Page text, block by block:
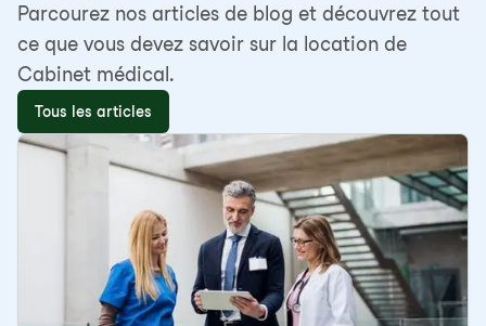
Parcourez nos articles de blog et découvrez tout
ce que vous devez savoir sur la location de
Cabinet médical.
Tous les articles